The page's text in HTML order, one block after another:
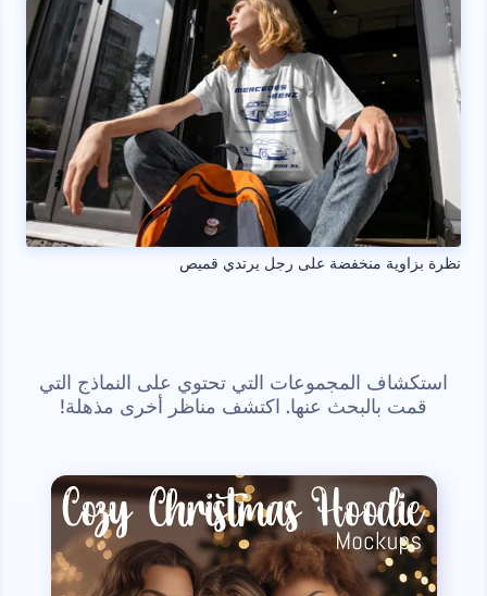
نظرة بزاوية منخفضة على رجل يرتدي قميص
استكشاف المجموعات التي تحتوي على النماذج التي
قمت بالبحث عنها. اكتشف مناظر أخرى مذهلة!